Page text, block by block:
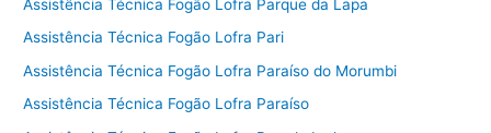
Assistência Técnica Fogão Lofra Parque da Lapa
Assistência Técnica Fogão Lofra Pari
Assistência Técnica Fogão Lofra Paraíso do Morumbi
Assistência Técnica Fogão Lofra Paraíso